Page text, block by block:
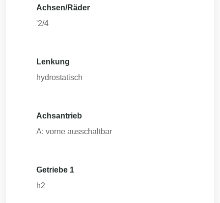
Achsen/Räder
'2/4
Lenkung
hydrostatisch
Achsantrieb
A; vorne ausschaltbar
Getriebe 1
h2